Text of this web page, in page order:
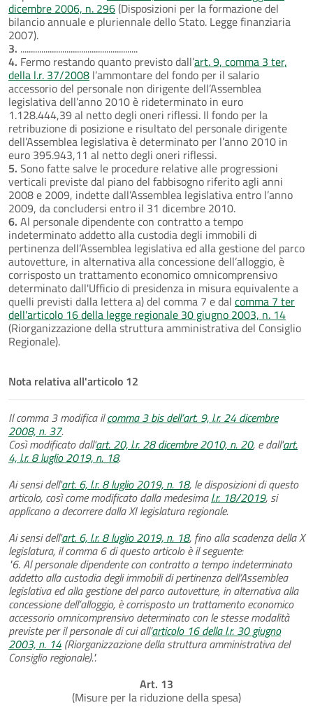
dicembre 2006, n. 296(Disposizioni per la formazione del
bilancio annuale e pluriennale dello Stato. Legge finanziaria
2007).
3. ........................................................
4. Fermo restando quanto previsto dall’art. 9, comma 3 ter,
della l.r. 37/2008 l’ammontare del fondo per il salario
accessorio del personale non dirigente dell’Assemblea
legislativa dell’anno 2010 è rideterminato in euro
1.128.444,39 al netto degli oneri riflessi. Il fondo per la
retribuzione di posizione e risultato del personale dirigente
dell’Assemblea legislativa è determinato per l’anno 2010 in
euro 395.943,11 al netto degli oneri riflessi.
5. Sono fatte salve le procedure relative alle progressioni
verticali previste dal piano del fabbisogno riferito agli anni
2008 e 2009, indette dall’Assemblea legislativa entro l’anno
2009, da concludersi entro il 31 dicembre 2010.
6. Al personale dipendente con contratto a tempo
indeterminato addetto alla custodia degli immobili di
pertinenza dell’Assemblea legislativa ed alla gestione del parco
autovetture, in alternativa alla concessione dell’alloggio, è
corrisposto un trattamento economico omnicomprensivo
determinato dall'Ufficio di presidenza in misura equivalente a
quelli previsti dalla lettera a) del comma 7 e dal comma 7 ter
dell'articolo 16 della legge regionale 30 giugno 2003, n. 14
(Riorganizzazione della struttura amministrativa del Consiglio
Regionale).
Nota relativa all'articolo 12
Il comma 3 modifica ilcomma 3 bis dell’art. 9, l.r. 24 dicembre
2008, n. 37.
Così modificato dall'art. 20, l.r. 28 dicembre 2010, n. 20, e dall'art.
4, l.r. 8 luglio 2019, n. 18.
Ai sensi dell'art. 6, l.r. 8 luglio 2019, n. 18, le disposizioni di questo
articolo, così come modificato dalla medesimal.r. 18/2019, si
applicano a decorrere dalla XI legislatura regionale.
Ai sensi dell'art. 6, l.r. 8 luglio 2019, n. 18, fino alla scadenza della X
legislatura, il comma 6 di questo articolo è il seguente:
"6. Al personale dipendente con contratto a tempo indeterminato
addetto alla custodia degli immobili di pertinenza dell’Assemblea
legislativa ed alla gestione del parco autovetture, in alternativa alla
concessione dell’alloggio, è corrisposto un trattamento economico
accessorio omnicomprensivo determinato con le stesse modalità
previste per il personale di cui all’articolo 16 della l.r. 30 giugno
2003, n. 14 (Riorganizzazione della struttura amministrativa del
Consiglio regionale).".
Art. 13
(Misure per la riduzione della spesa)